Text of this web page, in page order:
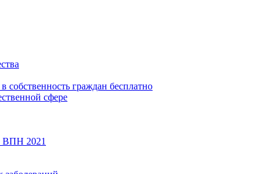
собственность граждан бесплатно
сфере
ВПН 2021